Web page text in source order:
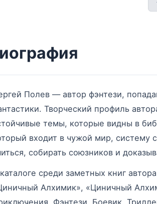
Полев — автор фэнтези,
Творческий профиль
темы, которые видны в
входит в чужой мир,
собирать союзников и
среди заметных книг
Алхимик», «Циничный